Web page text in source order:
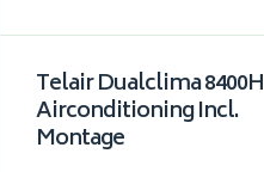
Telair Dualclima 8400H
Airconditioning Incl.
Montage